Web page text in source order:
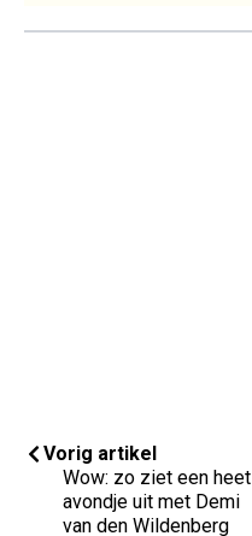
Vorig artikel
Wow: zo ziet een heet
avondje uit met Demi
van den Wildenberg